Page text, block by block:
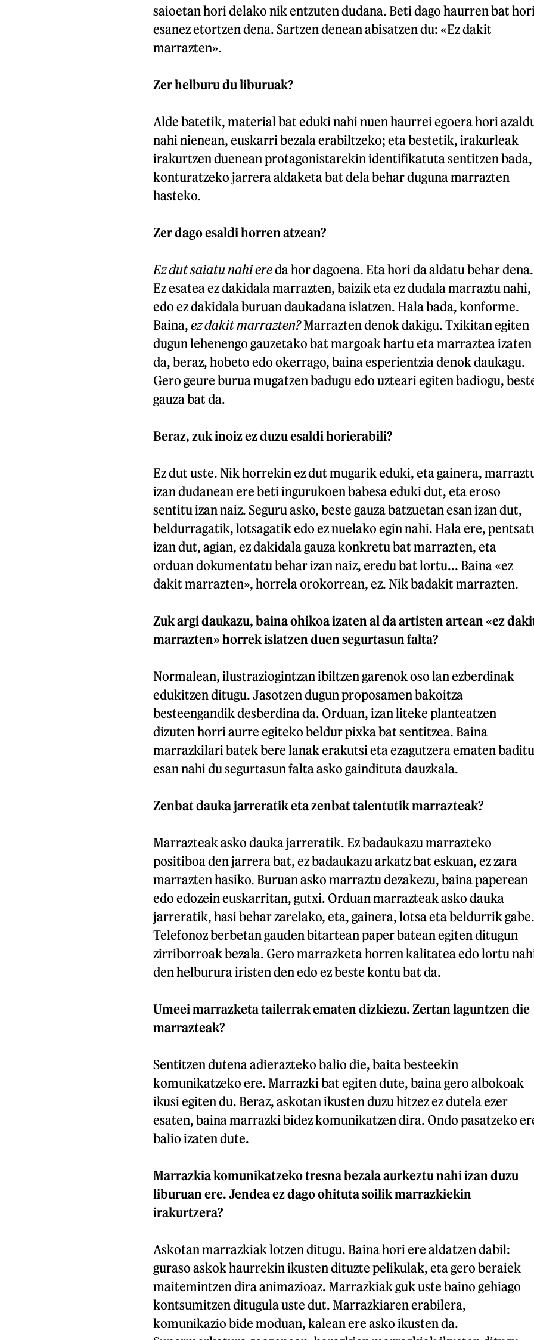
saioetan hori delako nik entzuten dudana. Beti dago haurren bat
esanez etortzen dena. Sartzen denean abisatzen du: «Ez dakit
marrazten».
Zer helburu du liburuak?
Alde batetik, material bat eduki nahi nuen haurrei egoera hori
nahi nienean, euskarri bezala erabiltzeko; eta bestetik, irakurleak
irakurtzen duenean protagonistarekin identifikatuta sentitzen bada,
konturatzeko jarrera aldaketa bat dela behar duguna marrazten
hasteko.
Zer dago esaldi horren atzean?
Ez dut saiatu nahi ereda hor dagoena. Eta hori da aldatu behar dena.
Ez esatea ez dakidala marrazten, baizik eta ez dudala marraztu nahi,
edo ez dakidala buruan daukadana islatzen. Hala bada, konforme.
Baina, ez dakit marrazten?Marrazten denok dakigu. Txikitan egiten
dugun lehenengo gauzetako bat margoak hartu eta marraztea izaten
da, beraz, hobeto edo okerrago, baina esperientzia denok daukagu.
Gero geure burua mugatzen badugu edo uzteari egiten badiogu,
gauza bat da.
Beraz, zuk inoiz ez duzu esaldi horierabili?
Ez dut uste. Nik horrekin ez dut mugarik eduki, eta gainera,
izan dudanean ere beti ingurukoen babesa eduki dut, eta eroso
sentitu izan naiz. Seguru asko, beste gauza batzuetan esan izan dut,
beldurragatik, lotsagatik edo ez nuelako egin nahi. Hala ere,
izan dut, agian, ez dakidala gauza konkretu bat marrazten, eta
orduan dokumentatu behar izan naiz, eredu bat lortu... Baina «ez
dakit marrazten», horrela orokorrean, ez. Nik badakit marrazten.
Zuk argi daukazu, baina ohikoa izaten al da artisten artean «ez
marrazten» horrek islatzen duen segurtasun falta?
Normalean, ilustraziogintzan ibiltzen garenok oso lan ezberdinak
edukitzen ditugu. Jasotzen dugun proposamen bakoitza
besteengandik desberdina da. Orduan, izan liteke planteatzen
dizuten horri aurre egiteko beldur pixka bat sentitzea. Baina
marrazkilari batek bere lanak erakutsi eta ezagutzera ematen
esan nahi du segurtasun falta asko gaindituta dauzkala.
Zenbat dauka jarreratik eta zenbat talentutik marrazteak?
Marrazteak asko dauka jarreratik. Ez badaukazu marrazteko
positiboa den jarrera bat, ez badaukazu arkatz bat eskuan, ez zara
marrazten hasiko. Buruan asko marraztu dezakezu, baina paperean
edo edozein euskarritan, gutxi. Orduan marrazteak asko dauka
jarreratik, hasi behar zarelako, eta, gainera, lotsa eta beldurrik gabe.
Telefonoz berbetan gauden bitartean paper batean egiten ditugun
zirriborroak bezala. Gero marrazketa horren kalitatea edo lortu
den helburura iristen den edo ez beste kontu bat da.
Umeei marrazketa tailerrak ematen dizkiezu. Zertan laguntzen die
marrazteak?
Sentitzen dutena adierazteko balio die, baita besteekin
komunikatzeko ere. Marrazki bat egiten dute, baina gero albokoak
ikusi egiten du. Beraz, askotan ikusten duzu hitzez ez dutela ezer
esaten, baina marrazki bidez komunikatzen dira. Ondo pasatzeko
balio izaten dute.
Marrazkia komunikatzeko tresna bezala aurkeztu nahi izan duzu
liburuan ere. Jendea ez dago ohituta soilik marrazkiekin
irakurtzera?
Askotan marrazkiak lotzen ditugu. Baina hori ere aldatzen dabil:
guraso askok haurrekin ikusten dituzte pelikulak, eta gero beraiek
maitemintzen dira animazioaz. Marrazkiak guk uste baino gehiago
kontsumitzen ditugula uste dut. Marrazkiaren erabilera,
komunikazio bide moduan, kalean ere asko ikusten da.